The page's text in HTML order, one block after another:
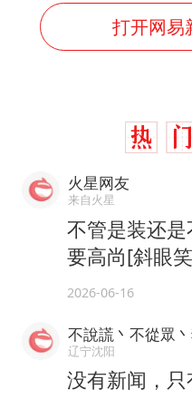
打开网易
火星网友
来自火星
不管是装还
要高尚[斜眼
2026-06-16
不說謊丶不從眾
辽宁沈阳
没有新闻，